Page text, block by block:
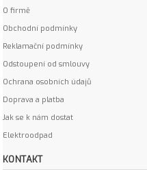
O firmě
Obchodní podmínky
Reklamační podmínky
Odstoupení od smlouvy
Ochrana osobních údajů
Doprava a platba
Jak se k nám dostat
Elektroodpad
KONTAKT